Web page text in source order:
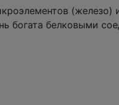
(железо)
богата белковыми